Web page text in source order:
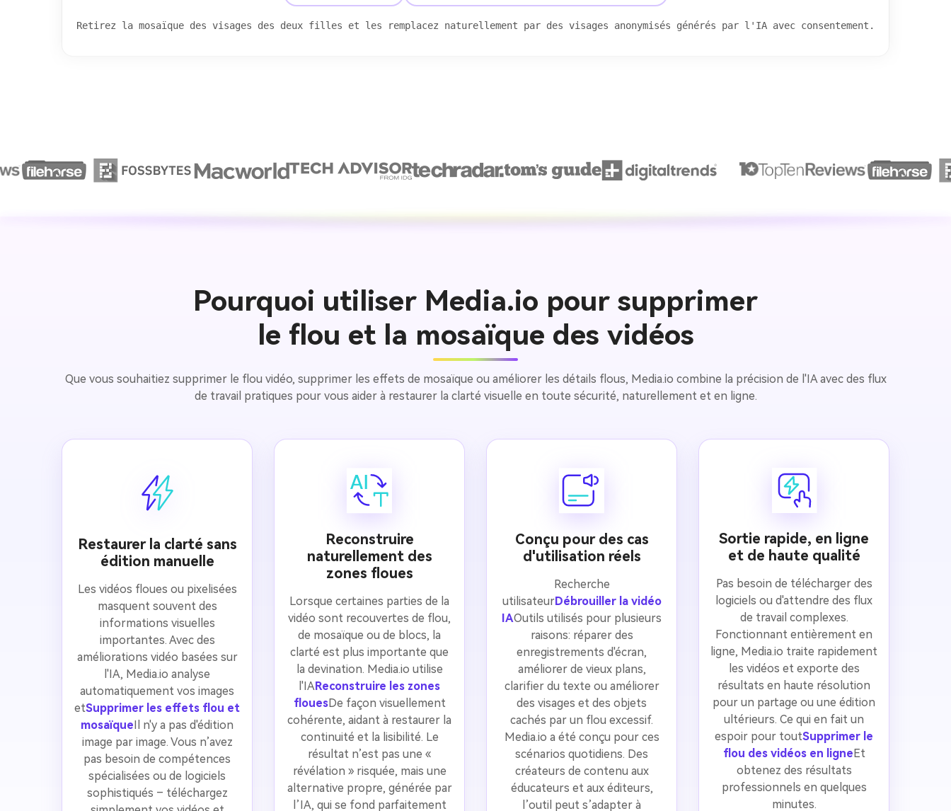
Retirez la mosaïque des visages des deux filles et les remplacez naturellement par des visages anonymisés générés par l'IA avec consentement.
Pourquoi utiliser Media.io pour supprimer
le flou et la mosaïque des vidéos
Que vous souhaitiez supprimer le flou vidéo, supprimer les effets de mosaïque ou améliorer les détails flous, Media.io combine la précision de l'IA avec des flux
de travail pratiques pour vous aider à restaurer la clarté visuelle en toute sécurité, naturellement et en ligne.
Restaurer la clarté sans
édition manuelle
Les vidéos floues ou pixelisées
masquent souvent des
informations visuelles
importantes. Avec des
améliorations vidéo basées sur
l'IA, Media.io analyse
automatiquement vos images
etSupprimer les effets flou et
mosaïqueIl n'y a pas d'édition
image par image. Vous n’avez
pas besoin de compétences
spécialisées ou de logiciels
sophistiqués – téléchargez
Reconstruire
naturellement des
zones floues
Lorsque certaines parties de la
vidéo sont recouvertes de flou,
de mosaïque ou de blocs, la
clarté est plus importante que
la devination. Media.io utilise
l'IAReconstruire les zones
flouesDe façon visuellement
cohérente, aidant à restaurer la
continuité et la lisibilité. Le
résultat n’est pas une «
révélation » risquée, mais une
alternative propre, générée par
l’IA, qui se fond parfaitement
Conçu pour des cas
d'utilisation réels
Recherche
utilisateurDébrouiller la vidéo
IAOutils utilisés pour plusieurs
raisons: réparer des
enregistrements d'écran,
améliorer de vieux plans,
clarifier du texte ou améliorer
des visages et des objets
cachés par un flou excessif.
Media.io a été conçu pour ces
scénarios quotidiens. Des
créateurs de contenu aux
éducateurs et aux éditeurs,
l’outil peut s’adapter à
Sortie rapide, en ligne
et de haute qualité
Pas besoin de télécharger des
logiciels ou d'attendre des flux
de travail complexes.
Fonctionnant entièrement en
ligne, Media.io traite rapidement
les vidéos et exporte des
résultats en haute résolution
pour un partage ou une édition
ultérieurs. Ce qui en fait un
espoir pour toutSupprimer le
flou des vidéos en ligneEt
obtenez des résultats
professionnels en quelques
minutes.